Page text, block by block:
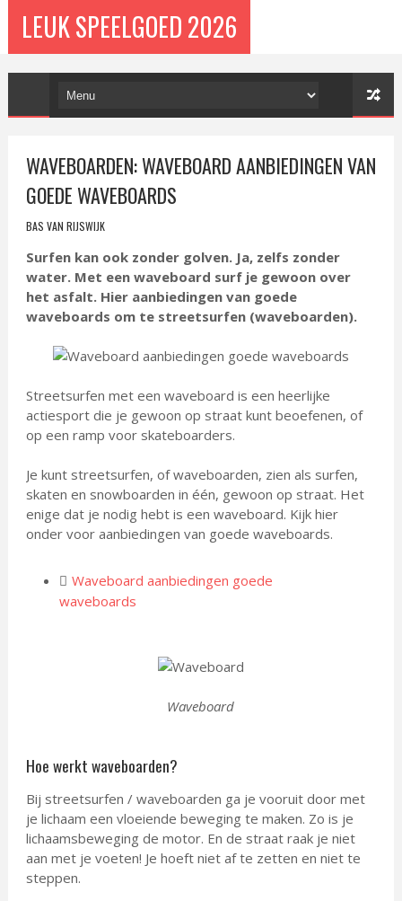
LEUK SPEELGOED 2026
WAVEBOARDEN: WAVEBOARD AANBIEDINGEN VAN
GOEDE WAVEBOARDS
BAS VAN RIJSWIJK
Surfen kan ook zonder golven. Ja, zelfs zonder
water. Met een waveboard surf je gewoon over
het asfalt. Hier aanbiedingen van goede
waveboards om te streetsurfen (waveboarden).
Streetsurfen met een waveboard is een heerlijke
actiesport die je gewoon op straat kunt beoefenen, of
op een ramp voor skateboarders.
Je kunt streetsurfen, of waveboarden, zien als surfen,
skaten en snowboarden in één, gewoon op straat. Het
enige dat je nodig hebt is een waveboard. Kijk hier
onder voor aanbiedingen van goede waveboards.
Waveboard aanbiedingen goede
waveboards
Waveboard
Hoe werkt waveboarden?
Bij streetsurfen / waveboarden ga je vooruit door met
je lichaam een vloeiende beweging te maken. Zo is je
lichaamsbeweging de motor. En de straat raak je niet
aan met je voeten! Je hoeft niet af te zetten en niet te
steppen.